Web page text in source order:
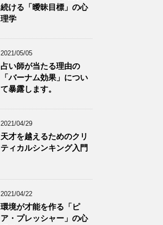
続ける「曖昧目標」の心
理学
2021/05/05
占い師が当たる理由の
「バーナム効果」につい
て暴露します。
2021/04/29
天才を越えるためのクリ
ティカルシンキング入門
2021/04/22
環境が才能を作る「ピ
ア・プレッシャー」の心